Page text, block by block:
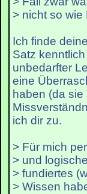
> nicht so wie
Ich finde
Satz
unbedarfter
eine
haben (da
ich dir zu.
> Für mich
> und
> fundiertes
> Wissen